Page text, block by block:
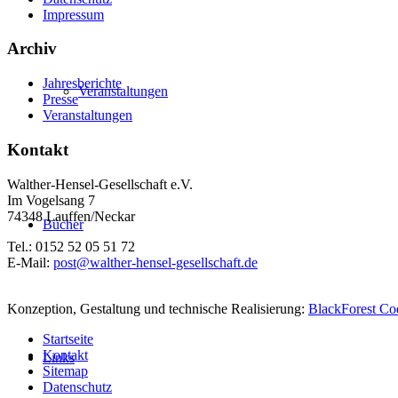
Veranstaltungen
Bücher
Links
Impressum
Archiv
Jahresberichte
Presse
Veranstaltungen
Kontakt
Walther-Hensel-Gesellschaft e.V.
Im Vogelsang 7
74348 Lauffen/Neckar
Tel.: 0152 52 05 51 72
E-Mail: post@walther-hensel-gesellschaft.de
Konzeption, Gestaltung und technische Realisierung: BlackForest
Startseite
Kontakt
Sitemap
Datenschutz